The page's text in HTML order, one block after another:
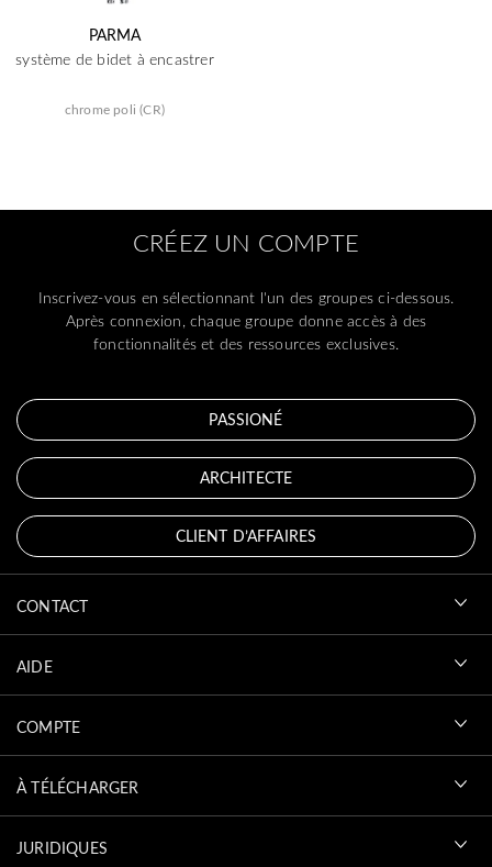
PARMA
système de bidet à encastrer
chrome poli (CR)
CRÉEZ UN COMPTE
Inscrivez-vous en sélectionnant l'un des groupes ci-dessous.
Après connexion, chaque groupe donne accès à des
fonctionnalités et des ressources exclusives.
PASSIONÉ
ARCHITECTE
CLIENT D’AFFAIRES
CONTACT
AIDE
COMPTE
À TÉLÉCHARGER
JURIDIQUES